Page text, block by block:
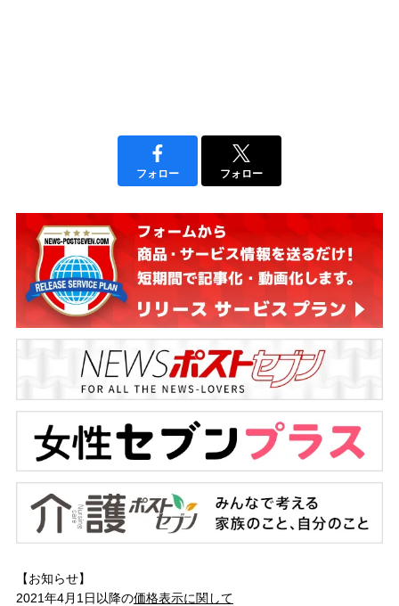
フォロー フォロー
【お知らせ】
2021年4月1日以降の価格表示に関して